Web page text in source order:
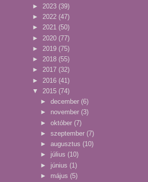
► 2023 (39)
► 2022 (47)
► 2021 (50)
► 2020 (77)
► 2019 (75)
► 2018 (55)
► 2017 (32)
► 2016 (41)
▼ 2015 (74)
► december (6)
► november (3)
► október (7)
► szeptember (7)
► augusztus (10)
► július (10)
► június (1)
► május (5)